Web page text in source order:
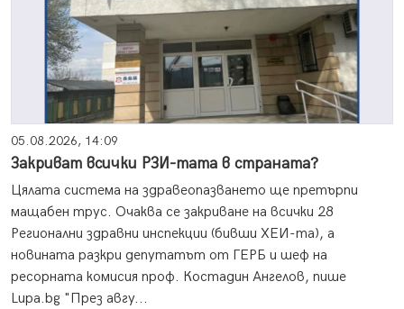
05.08.2026, 14:09
Закриват всички РЗИ-тата в страната?
Цялата система на здравеопазването ще претърпи
мащабен трус. Очаква се закриване на всички 28
Регионални здравни инспекции (бивши ХЕИ-та), а
новината разкри депутатът от ГЕРБ и шеф на
ресорната комисия проф. Костадин Ангелов, пише
Lupa.bg "През авгу...